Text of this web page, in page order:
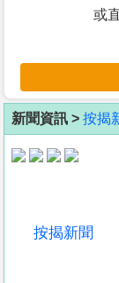
客
地
產
或
新聞資訊 > 按揭
按揭新聞